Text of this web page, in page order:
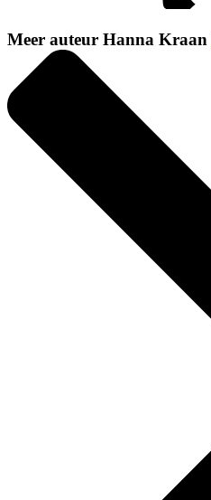
Meer auteur Hanna Kraan